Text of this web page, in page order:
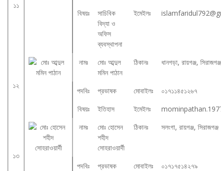
১১
বিষয়ঃ
সাচিবিক
বিদ্যা ও
অফিস
ব্যবস্থাপনা
ইমেইলঃ
১২
নামঃ
মোঃ আব্দুল
মমিন পাঠান
ঠিকানঃ ধানগড়া, রায়গঞ্জ,
পদবিঃ প্রভাষক মোবাইলঃ
০১৭১১৪৫১২৬৭
বিষয়ঃ
ইতিহাস ইমেইলঃ
১৩
নামঃ
মোঃ হোসেন
শহীদ
সোহরাওয়ার্দী
ঠিকানঃ সলংগা, রায়গঞ্জ,
পদবিঃ প্রভাষক মোবাইলঃ
০১৭১৭৫১৪২৭৯